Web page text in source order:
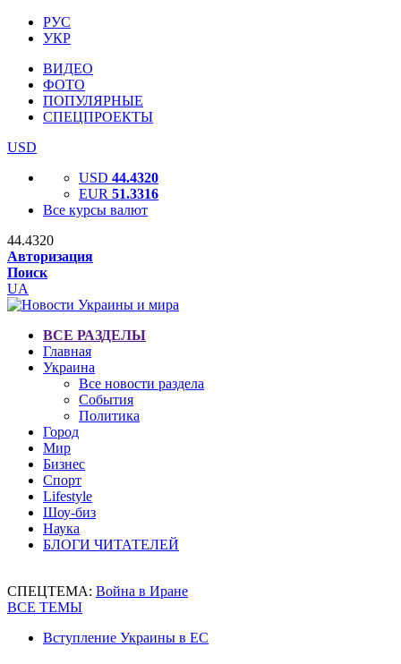
РУС
УКР
ВИДЕО
ФОТО
ПОПУЛЯРНЫЕ
СПЕЦПРОЕКТЫ
USD
USD 44.4320
EUR 51.3316
Все курсы валют
44.4320
Авторизация
Поиск
UA
ВСЕ РАЗДЕЛЫ
Главная
Украина
Все новости раздела
События
Политика
Город
Мир
Бизнес
Спорт
Lifestyle
Шоу-биз
Наука
БЛОГИ ЧИТАТЕЛЕЙ
СПЕЦТЕМА: Война в Иране
ВСЕ ТЕМЫ
Вступление Украины в ЕС